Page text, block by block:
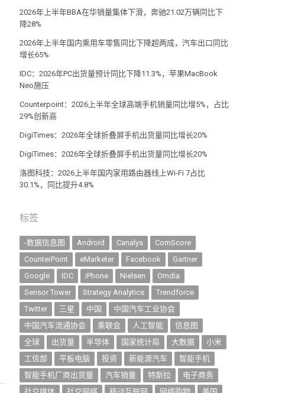
2026年上半年BBA在华销量集体下滑，奔驰21.02万辆同比下
降28%
2026年上半年国内乘用车零售同比下降超两成，汽车出口同比
增长65%
IDC：2026年PC出货量预计同比下降11.3%，苹果MacBook
Neo施压
Counterpoint：2026上半年全球高端手机销量同比增5%，占比
29%创新高
DigiTimes：2026年全球折叠屏手机出货量同比增长20%
DigiTimes：2026年全球折叠屏手机出货量同比增长20%
洛图科技：2026上半年国内家用路由器线上Wi-Fi 7占比
30.1%，同比提升4.8%
标签
-数据信息图 Android Canalys
ComScore
CounterPoint
eMarketer Facebook
Gartner
Google
IDC iPhone Nielsen
Omdia
Sensor Tower
Strategy Analytics
Trendforce
Twitter
三星 中国
中国汽车工业协会
中国汽车流通协会
乘联会 人工智能
信息图
全球
出货量 半导体 国家统计局 大数据
小米
工信部
平板电脑 投资 新能源汽车
智能手机
智能手机厂商出货量
汽车销量 特斯拉
电子商务